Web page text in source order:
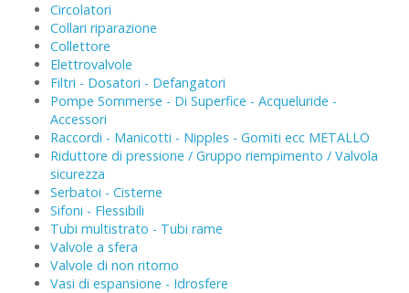
Circolatori
Collari riparazione
Collettore
Elettrovalvole
Filtri - Dosatori - Defangatori
Pompe Sommerse - Di Superfice - Acqueluride -
Accessori
Raccordi - Manicotti - Nipples - Gomiti ecc METALLO
Riduttore di pressione / Gruppo riempimento / Valvola
sicurezza
Serbatoi - Cisterne
Sifoni - Flessibili
Tubi multistrato - Tubi rame
Valvole a sfera
Valvole di non ritorno
Vasi di espansione - Idrosfere